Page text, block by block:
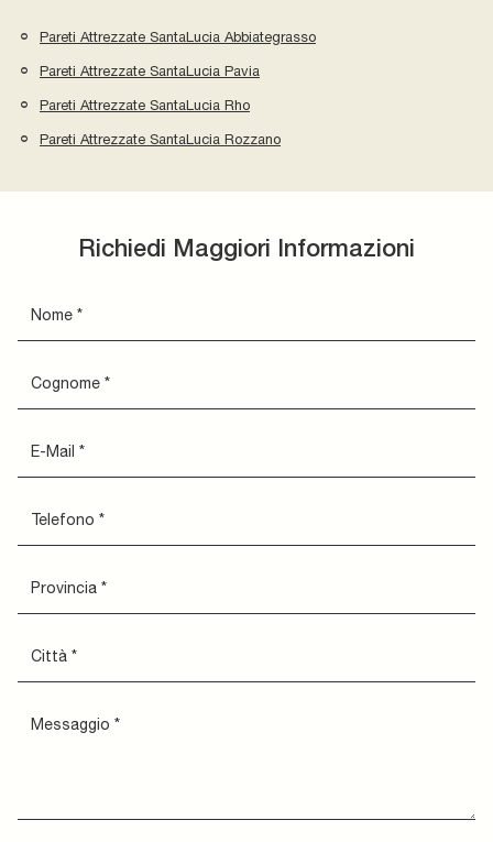
Pareti Attrezzate SantaLucia Abbiategrasso
Pareti Attrezzate SantaLucia Pavia
Pareti Attrezzate SantaLucia Rho
Pareti Attrezzate SantaLucia Rozzano
Richiedi Maggiori Informazioni